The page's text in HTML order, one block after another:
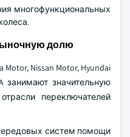
многофункциональных
долю
Nissan Motor, Hyundai
занимают значительную
переключателей
систем помощи